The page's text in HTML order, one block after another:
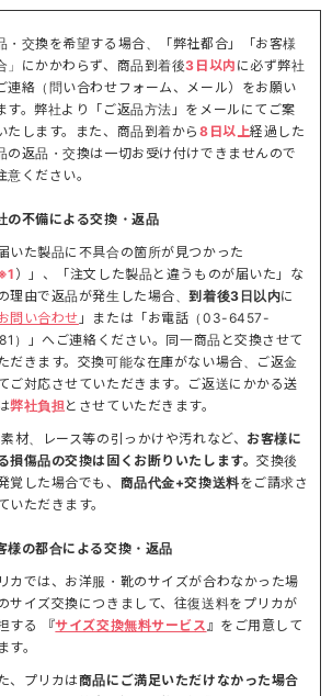
・交換を希望する場合、「弊社都合」「お客様
」にかかわらず、商品到着後3日以内 に必ず弊社
連絡（問い合わせフォーム、メール）をお願い
す。弊社より「ご返品方法」をメールにてご案
たします。また、商品到着から 8日以上経過した
の返品・交換は一切お受け付けできませんので
意ください。
の不備による交換・返品
届いた製品に不具合の箇所が見つかった
）」、「注文した製品と違うものが届いた」な
理由で返品が発生した場合、到着後3日以内に
問い合わせ 」または「お電話（03-6457-
）」へご連絡ください。同一商品と交換させて
だきます。交換可能な在庫がない場合、ご返金
ご対応させていただきます。ご返送にかかる送
弊社負担とさせていただきます。
素材、レース等の引っかけや汚れなど、 お客様に
損傷品の交換は固くお断りいたします。交換後
覚した場合でも、 商品代金+交換送料をご請求さ
いただきます。
様の都合による交換・返品
カでは、お洋服・靴のサイズが合わなかった場
サイズ交換につきまして、往復送料をプリカが
する 『サイズ交換無料サービス』をご用意して
す。
、プリカは商品にご満足いただけなかった場合